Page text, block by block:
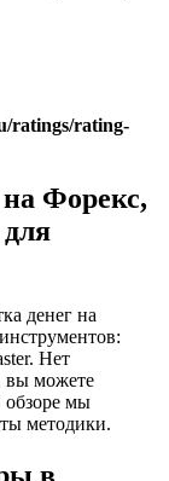
ratings/rating-
Форекс,
денег на
Нет
вы можете
обзоре мы
методики.
в